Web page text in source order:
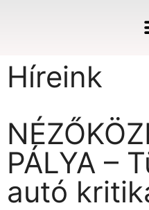
Híreink
PÁLYA –
autó